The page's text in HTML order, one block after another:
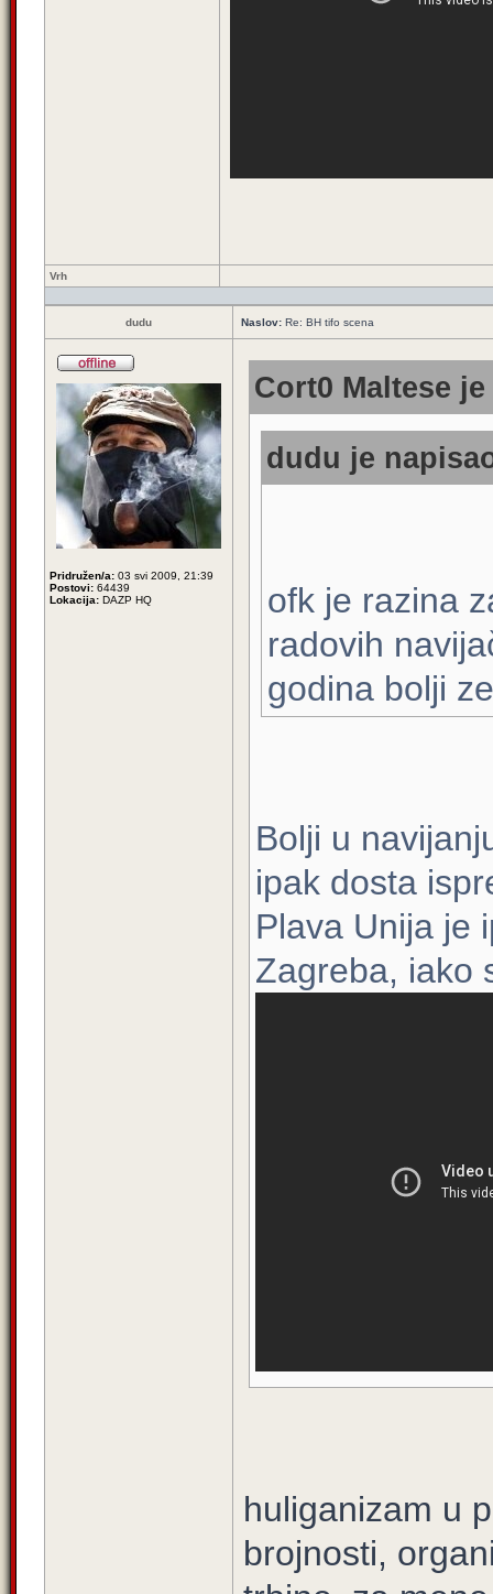
Vrh
dudu Naslov: Re: BH tifo scena
Pridružen/a: 03 svi 2009, 21:39
Postovi: 64439
Lokacija: DAZP HQ
Cort0 Maltese
dudu je
ofk je razina
radovih
godina bolji
Bolji u
ipak dosta
Plava Unija je
Zagreba, iako
huliganizam u
brojnosti,